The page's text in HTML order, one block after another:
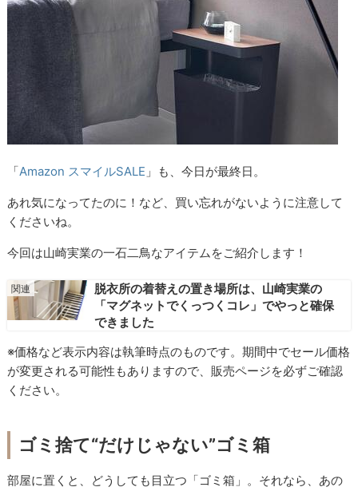
「Amazon スマイルSALE 」も、今日が最終日。
あれ気になってたのに！など、買い忘れがないように注意して
くださいね。
今回は山崎実業の一石二鳥なアイテムをご紹介します！
脱衣所の着替えの置き場所は、山崎実業の
「マグネットでくっつくコレ」でやっと確保
できました
※価格など表示内容は執筆時点のものです。期間中でセール価格
が変更される可能性もありますので、販売ページを必ずご確認
ください。
ゴミ捨て“だけじゃない”ゴミ箱
部屋に置くと、どうしても目立つ「ゴミ箱」。それなら、あの